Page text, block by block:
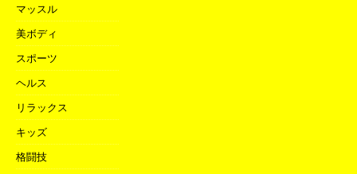
マッスル
美ボディ
スポーツ
ヘルス
リラックス
キッズ
格闘技